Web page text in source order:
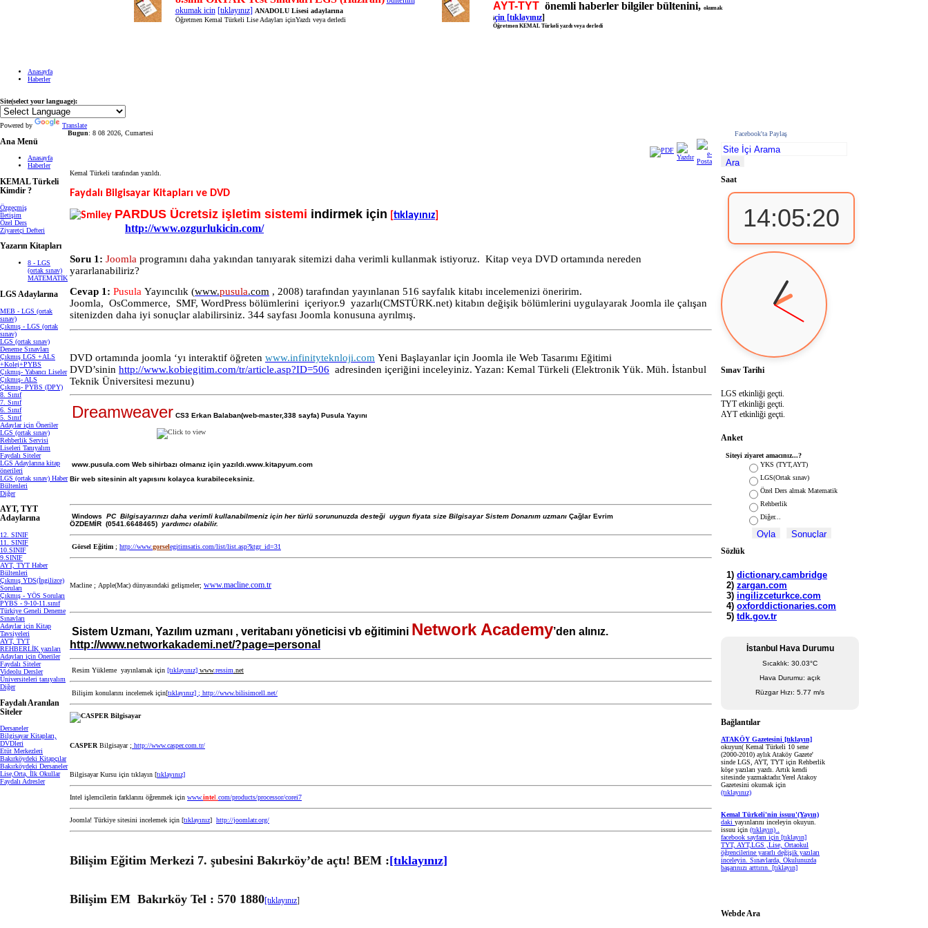
okumak icin [tıklayınız] ANADOLU Lisesi adaylarına
Öğretmen Kemal Türkeli Lise Adayları içinYazdı veya derledi
AYT-TYT önemli haberler bilgiler bültenini, okumak
için [tıklayınız]
Öğretmen KEMAL Türkeli yazdı veya derledi
Anasayfa
Haberler
Site(select your language):
Powered by Translate
Ana Menü
Anasayfa
Haberler
KEMAL Türkeli
Kimdir ?
Özgeçmiş
İletişim
Özel Ders
Ziyaretçi Defteri
Yazarın Kitapları
8 - LGS
(ortak sınav)
MATEMATİK
LGS Adaylarına
MEB - LGS (ortak
sınav)
Çıkmış - LGS (ortak
sınav)
LGS (ortak sınav)
Deneme Sınavları
Çıkmış LGS +ALS
+Kolej+PYBS
Çıkmış- Yabancı Liseler
Çıkmış- ALS
Çıkmış- PYBS (DPY)
8. Sınıf
7. Sınıf
6. Sınıf
5. Sınıf
Adaylar için Öneriler
LGS (ortak sınav)
Rehberlik Servisi
Liseleri Tanıyalım
Faydalı Siteler
LGS Adaylarına kitap
önerileri
LGS (ortak sınav) Haber
Bültenleri
Diğer
AYT, TYT
Adaylarına
12. SINIF
11. SINIF
10.SINIF
9.SINIF
AYT, TYT Haber
Bültenleri
Çıkmış YDS(İngilizce)
Soruları
Çıkmış - YÖS Soruları
PYBS - 9-10-11.sınıf
Türkiye Geneli Deneme
Sınavları
Adaylar için Kitap
Tavsiyeleri
AYT, TYT
REHBERLİK yazıları
Adayları için Öneriler
Faydalı Siteler
Videolu Dersler
Üniversiteleri tanıyalım
Diğer
Faydalı Aranılan
Siteler
Dersaneler
Bilgisayar Kitapları,
DVDleri
Etüt Merkezleri
Bakırköydeki Kitapçılar
Bakırköydeki Dersaneler
Lise,Orta, İlk Okullar
Faydalı Adresler
Bugun: 8 08 2026, Cumartesi
Kemal Türkeli tarafından yazıldı.
Faydalı Bilgisayar Kitapları ve DVD
PARDUS Ücretsiz işletim sistemi indirmek için tıklayınız
http://www.ozgurlukicin.com/
Soru 1: Joomla programını daha yakından tanıyarak sitemizi daha verimli kullanmak istiyoruz. Kitap veya DVD ortamında nereden
yararlanabiliriz?
Cevap 1: Pusula Yayıncılık (www.pusula.com , 2008) tarafından yayınlanan 516 sayfalık kitabı incelemenizi öneririm.
Joomla, OsCommerce, SMF, WordPress bölümlerini içeriyor.9 yazarlı(CMSTÜRK.net) kitabın değişik bölümlerini uygulayarak Joomla ile çalışan
sitenizden daha iyi sonuçlar alabilirsiniz. 344 sayfası Joomla konusuna ayrılmış.
DVD ortamında joomla ‘yı interaktif öğreten www.infinityteknloji.com Yeni Başlayanlar için Joomla ile Web Tasarımı Eğitimi
DVD’sinin http://www.kobiegitim.com/tr/article.asp?ID=506 adresinden içeriğini inceleyiniz. Yazan: Kemal Türkeli (Elektronik Yük. Müh. İstanbul
Teknik Üniversitesi mezunu)
Dreamweaver CS3 Erkan Balaban(web-master,338 sayfa) Pusula Yayını
www.pusula.com Web sihirbazı olmanız için yazıldı.www.kitapyum.com
Bir web sitesinin alt yapısını kolayca kurabileceksiniz.
Windows PC Bilgisayarınızı daha verimli kullanabilmeniz için her türlü sorununuzda desteği uygun fiyata size Bilgisayar Sistem Donanım uzmanı Çağlar Evrim
ÖZDEMİR (0541.6648465) yardımcı olabilir.
Görsel Eğitim ; http://www.gorselegitimsatis.com/list/list.asp?ktgr_id=31
Macline ; Apple(Mac) dünyasındaki gelişmeler; www.macline.com.tr
Sistem Uzmanı, Yazılım uzmanı , veritabanı yöneticisi vb eğitimini Network Academy’den alınız.
http://www.networkakademi.net/?page=persona
Resim Yükleme yayınlamak için [tıklayınız] www.ressim .net
Bilişim konularını incelemek için[tıklayınız] ; http://www.bilisimcell.net/
CASPER Bilgisayar ; http://www.casper.com.tr/
Bilgisayar Kursu için tıklayın [tıklayınız]
Intel işlemcilerin farklarını öğrenmek için www.intel. com/products/processor/corei7
Joomla! Türkiye sitesini incelemek için [tıklayınız] http://joomlatr.org/
Bilişim Eğitim Merkezi 7. şubesini Bakırköy’de açtı! BEM :[tıklayınız]
Bilişim EM Bakırköy Tel : 570 1880[tıklayınız]
Facebook'ta Paylaş
Saat
14:05:20
Sınav Tarihi
LGS etkinliği geçti.
TYT etkinliği geçti.
AYT etkinliği geçti.
Anket
Siteyi ziyaret amacınız...?
YKS (TYT,AYT)
LGS(Ortak sınav)
Özel Ders almak Matematik
Rehberlik
Diğer...
Sözlük
İstanbul Hava Durumu
Sıcaklık: 30.03°C
Hava Durumu: açık
Rüzgar Hızı: 5.77 m/s
Bağlantılar
ATAKÖY Gazetesini [tıklayın]
okuyun( Kemal Türkeli 10 sene
(2000-2010) aylık Ataköy Gazete'
sinde LGS, AYT, TYT için Rehberlik
köşe yazıları yazdı. Artık kendi
sitesinde yazmaktadır.Yerel Atakoy
Gazetesini okumak için
(tıklayınız)
Kemal Türkeli'nin issuu'(Yayın)
daki yayınlarını inceleyin okuyun.
issuu için (tıklayın) .
facebook sayfam için [tıklayın]
TYT, AYT,LGS ,Lise, Ortaokul
öğrencilerine yararlı değişik yazıları
inceleyin. Sınavlarda, Okulunuzda
başarınızı arttırın. [tıklayın]
Webde Ara